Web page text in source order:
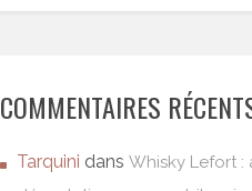
COMMENTAIRES
Tarquini dans Whisky Lefort :